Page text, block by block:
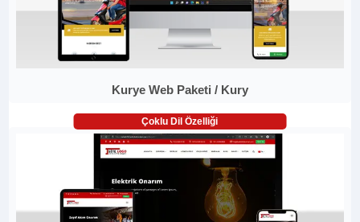
Kurye Web Paketi / Kury
Çoklu Dil Özelliği